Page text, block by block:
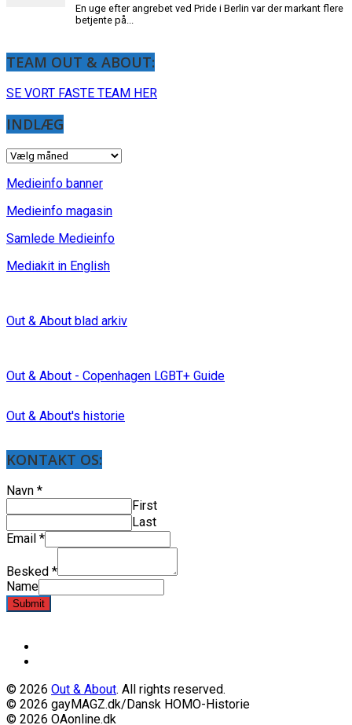
TEAM OUT & ABOUT:
SE VORT FASTE TEAM HER
INDLÆG
INDLÆG
Medieinfo banner
Medieinfo magasin
Samlede Medieinfo
Mediakit in English
Out & About blad arkiv
Out & About - Copenhagen LGBT+ Guide
Out & About's historie
KONTAKT OS:
Navn *
First
Last
Email *
Besked *
Name
Submit
© 2026 Out & About. All rights reserved.
© 2026 gayMAGZ.dk/Dansk HOMO-Historie
© 2026 OAonline.dk